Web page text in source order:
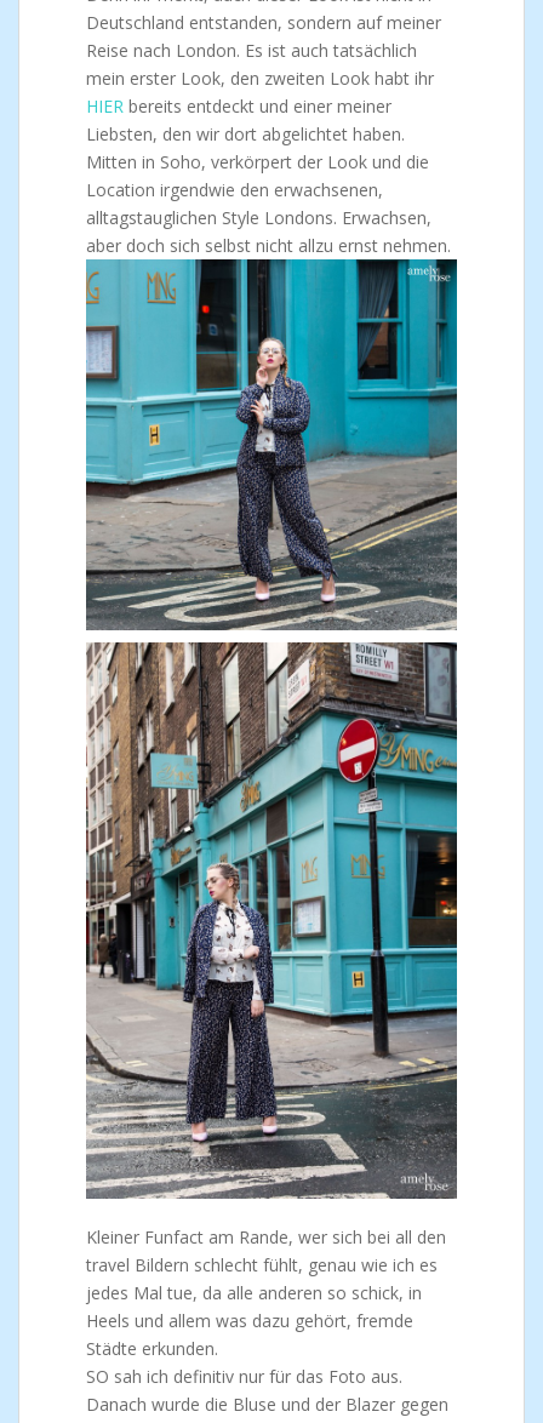
Deutschland entstanden, sondern auf meiner
Reise nach London. Es ist auch tatsächlich
mein erster Look, den zweiten Look habt ihr
HIER bereits entdeckt und einer meiner
Liebsten, den wir dort abgelichtet haben.
Mitten in Soho, verkörpert der Look und die
Location irgendwie den erwachsenen,
alltagstauglichen Style Londons. Erwachsen,
aber doch sich selbst nicht allzu ernst nehmen.
Kleiner Funfact am Rande, wer sich bei all den
travel Bildern schlecht fühlt, genau wie ich es
jedes Mal tue, da alle anderen so schick, in
Heels und allem was dazu gehört, fremde
Städte erkunden.
SO sah ich definitiv nur für das Foto aus.
Danach wurde die Bluse und der Blazer gegen